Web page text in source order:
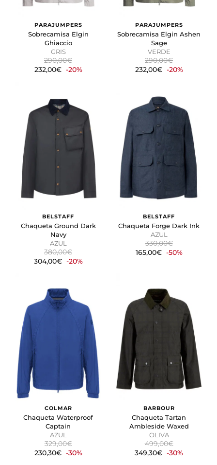
PARAJUMPERS
Sobrecamisa Elgin
Ghiaccio
GRIS
290,00€
232,00€ -20%
PARAJUMPERS
Sobrecamisa Elgin Ashen
Sage
VERDE
290,00€
232,00€ -20%
BELSTAFF
Chaqueta Ground Dark
Navy
AZUL
380,00€
304,00€ -20%
BELSTAFF
Chaqueta Forge Dark Ink
AZUL
330,00€
165,00€ -50%
COLMAR
Chaqueta Waterproof
Captain
AZUL
329,00€
230,30€ -30%
BARBOUR
Chaqueta Tartan
Ambleside Waxed
OLIVA
499,00€
349,30€ -30%